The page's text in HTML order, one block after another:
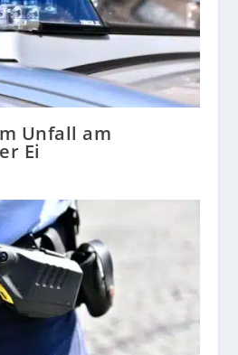
Unfall am
Ei